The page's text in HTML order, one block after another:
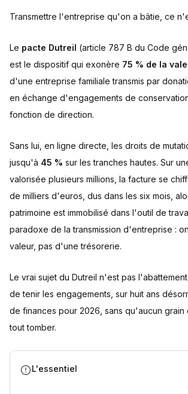
Sources
Transmettre l'entreprise qu'on a bâtie, ce
Le pacte Dutreil (article 787 B du Code
est le dispositif qui exonère 75 % de la
d'une entreprise familiale transmis par
en échange d'engagements de
fonction de direction.
Sans lui, en ligne directe, les droits de
jusqu'à 45 % sur les tranches hautes. Sur
valorisée plusieurs millions, la facture se
de milliers d'euros, dus dans les six mois,
patrimoine est immobilisé dans l'outil de
paradoxe de la transmission d'entreprise :
valeur, pas d'une trésorerie.
Le vrai sujet du Dutreil n'est pas
de tenir les engagements, sur huit ans
de finances pour 2026, sans qu'aucun grain
tout tomber.
L'essentiel